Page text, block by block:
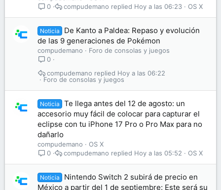
0
OS X
Hoy a las 06:23
compudemano
Noticia
De Kanto a Paldea: Repaso y evolución
de las 9 generaciones de Pokémon
compudemano
Foro de consolas y juegos
0
Foro de consolas y juegos
Hoy a las 06:22
compudemano
Noticia
Te llega antes del 12 de agosto: un
accesorio muy fácil de colocar para capturar el
eclipse con tu iPhone 17 Pro o Pro Max para no
dañarlo
compudemano
OS X
0
OS X
Hoy a las 05:52
compudemano
Noticia
Nintendo Switch 2 subirá de precio en
México a partir del 1 de septiembre: Este será su